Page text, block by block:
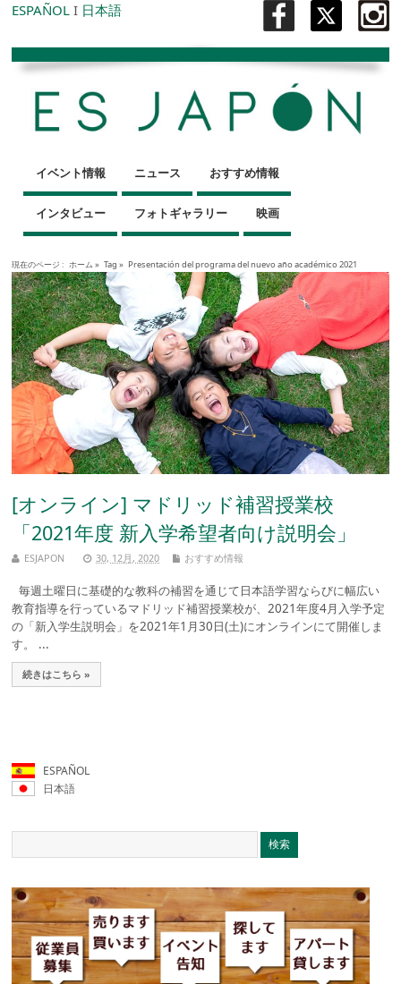
ESPAÑOL I 日本語
イベント情報 ニュース おすすめ情報
インタビュー フォトギャラリー 映画
現在のページ : ホーム » Tag » Presentación del programa del nuevo año académico 2021
[オンライン] マドリッド補習授業校
「2021年度 新入学希望者向け説明会」
ESJAPON 30, 12月, 2020 おすすめ情報
毎週土曜日に基礎的な教科の補習を通じて日本語学習ならびに幅広い
教育指導を行っているマドリッド補習授業校が、2021年度4月入学予定
の「新入学生説明会」を2021年1月30日(土)にオンラインにて開催しま
す。 ...
続きはこちら »
ESPAÑOL
日本語